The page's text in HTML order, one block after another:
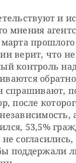
и
мнения
верит, что
контроль
спрашивают,
после
53,5%
согласились,
поддержали